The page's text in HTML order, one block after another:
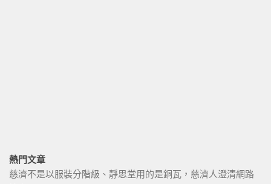
熱門文章
慈濟不是以服裝分階級、靜思堂用的是銅瓦，慈濟人澄清網路